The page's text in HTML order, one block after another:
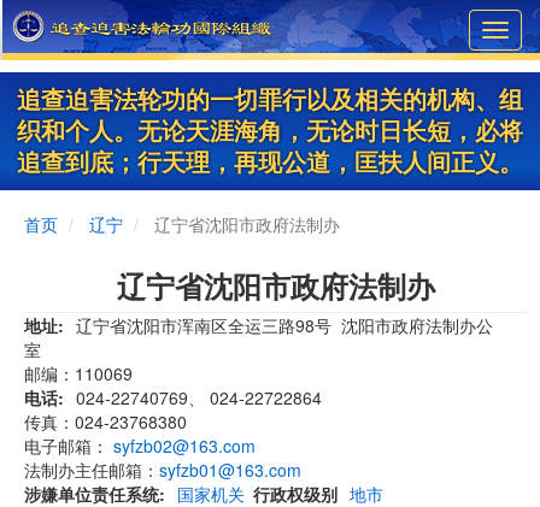
Skip
to
main
content
追查迫害法轮功的一切罪行以及相关的机构、组
织和个人。无论天涯海角，无论时日长短，必将
追查到底；行天理，再现公道，匡扶人间正义。
首页 辽宁 辽宁省沈阳市政府法制办
辽宁省沈阳市政府法制办
地址
辽宁省沈阳市浑南区全运三路98号 沈阳市政府法制办公
室
邮编：110069
电话
024-22740769、 024-22722864
传真：024-23768380
电子邮箱： syfzb02@163.com
法制办主任邮箱： syfzb01@163.com
涉嫌单位责任系统
国家机关 行政权级别 地市